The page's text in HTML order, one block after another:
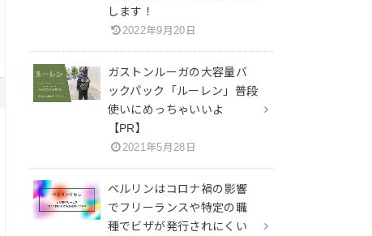
します！
2022年9月20日
ガストンルーガの大容量バ
ックパック「ルーレン」普段
使いにめっちゃいいよ
【PR】
2021年5月28日
ベルリンはコロナ禍の影響
でフリーランスや特定の職
種でビザが発行されにくい